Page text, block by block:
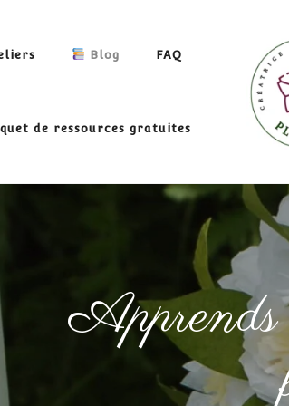
Blog FAQ
de ressources gratuites
Apprends